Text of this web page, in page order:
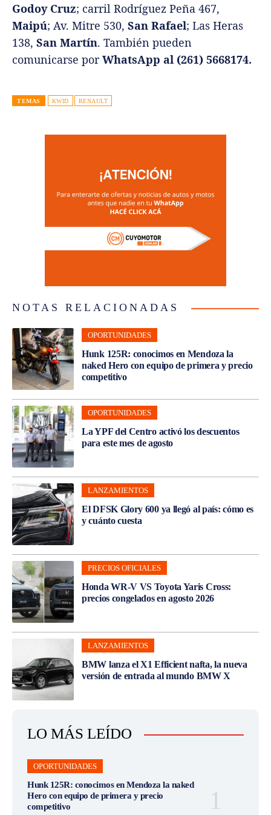
Godoy Cruz; carril Rodríguez Peña 467,
Maipú; Av. Mitre 530, San Rafael; Las Heras
138, San Martín. También pueden
comunicarse porWhatsApp al (261) 5668174.
TEMAS KWID RENAULT
NOTAS RELACIONADAS
OPORTUNIDADES
Hunk 125R: conocimos en Mendoza la
naked Hero con equipo de primera y precio
competitivo
OPORTUNIDADES
La YPF del Centro activó los descuentos
para este mes de agosto
LANZAMIENTOS
El DFSK Glory 600 ya llegó al país: cómo es
y cuánto cuesta
PRECIOS OFICIALES
Honda WR-V VS Toyota Yaris Cross:
precios congelados en agosto 2026
LANZAMIENTOS
BMW lanza el X1 Efficient nafta, la nueva
versión de entrada al mundo BMW X
LO MÁS LEÍDO
OPORTUNIDADES
Hunk 125R: conocimos en Mendoza la naked
Hero con equipo de primera y precio
competitivo